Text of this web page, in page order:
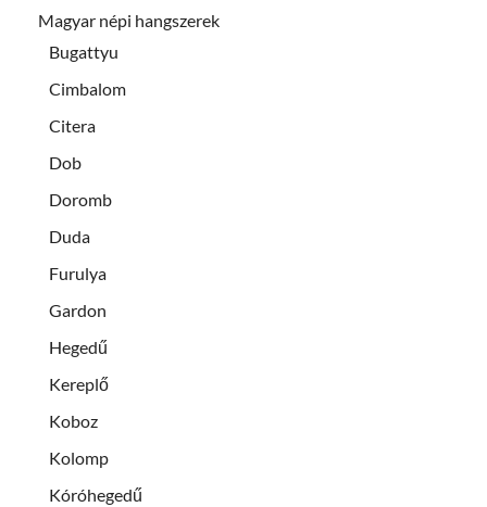
Magyar népi hangszerek
Bugattyu
Cimbalom
Citera
Dob
Doromb
Duda
Furulya
Gardon
Hegedű
Kereplő
Koboz
Kolomp
Kóróhegedű